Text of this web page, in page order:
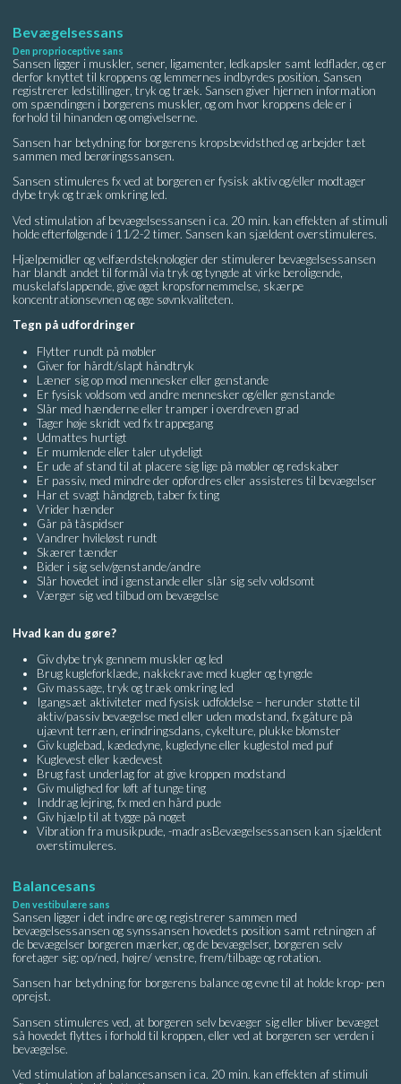
Bevægelsessans
Den proprioceptive sans
Sansen ligger i muskler, sener, ligamenter, ledkapsler samt ledflader, og er
derfor knyttet til kroppens og lemmernes indbyrdes position. Sansen
registrerer ledstillinger, tryk og træk. Sansen giver hjernen information
om spændingen i borgerens muskler, og om hvor kroppens dele er i
forhold til hinanden og omgivelserne.
Sansen har betydning for borgerens kropsbevidsthed og arbejder tæt
sammen med berøringssansen.
Sansen stimuleres fx ved at borgeren er fysisk aktiv og/eller modtager
dybe tryk og træk omkring led.
Ved stimulation af bevægelsessansen i ca. 20 min. kan effekten af stimuli
holde efterfølgende i 11⁄2-2 timer. Sansen kan sjældent overstimuleres.
Hjælpemidler og velfærdsteknologier der stimulerer bevægelsessansen
har blandt andet til formål via tryk og tyngde at virke beroligende,
muskelafslappende, give øget kropsfornemmelse, skærpe
koncentrationsevnen og øge søvnkvaliteten.
Tegn på udfordringer
Flytter rundt på møbler
Giver for hårdt/slapt håndtryk
Læner sig op mod mennesker eller genstande
Er fysisk voldsom ved andre mennesker og/eller genstande
Slår med hænderne eller tramper i overdreven grad
Tager høje skridt ved fx trappegang
Udmattes hurtigt
Er mumlende eller taler utydeligt
Er ude af stand til at placere sig lige på møbler og redskaber
Er passiv, med mindre der opfordres eller assisteres til bevægelser
Har et svagt håndgreb, taber fx ting
Vrider hænder
Går på tåspidser
Vandrer hvileløst rundt
Skærer tænder
Bider i sig selv/genstande/andre
Slår hovedet ind i genstande eller slår sig selv voldsomt
Værger sig ved tilbud om bevægelse
Hvad kan du gøre?
Giv dybe tryk gennem muskler og led
Brug kugleforklæde, nakkekrave med kugler og tyngde
Giv massage, tryk og træk omkring led
Igangsæt aktiviteter med fysisk udfoldelse – herunder støtte til
aktiv/passiv bevægelse med eller uden modstand, fx gåture på
ujævnt terræn, erindringsdans, cykelture, plukke blomster
Giv kuglebad, kædedyne, kugledyne eller kuglestol med puf
Kuglevest eller kædevest
Brug fast underlag for at give kroppen modstand
Giv mulighed for løft af tunge ting
Inddrag lejring, fx med en hård pude
Giv hjælp til at tygge på noget
Vibration fra musikpude, -madrasBevægelsessansen kan sjældent
overstimuleres.
Balancesans
Den vestibulære sans
Sansen ligger i det indre øre og registrerer sammen med
bevægelsessansen og synssansen hovedets position samt retningen af
de bevægelser borgeren mærker, og de bevægelser, borgeren selv
foretager sig: op/ned, højre/ venstre, frem/tilbage og rotation.
Sansen har betydning for borgerens balance og evne til at holde krop- pen
oprejst.
Sansen stimuleres ved, at borgeren selv bevæger sig eller bliver bevæget
så hovedet flyttes i forhold til kroppen, eller ved at borgeren ser verden i
bevægelse.
Ved stimulation af balancesansen i ca. 20 min. kan effekten af stimuli